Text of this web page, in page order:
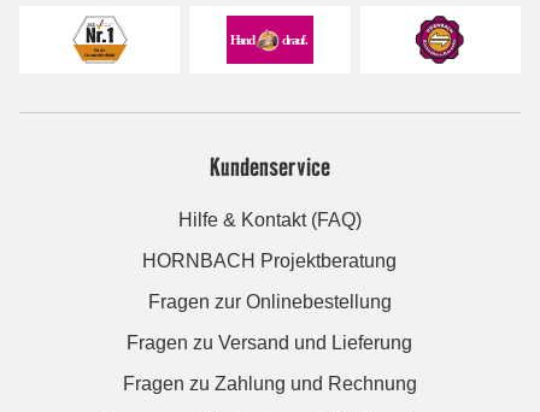
Kundenservice
Hilfe & Kontakt (FAQ)
HORNBACH Projektberatung
Fragen zur Onlinebestellung
Fragen zu Versand und Lieferung
Fragen zu Zahlung und Rechnung